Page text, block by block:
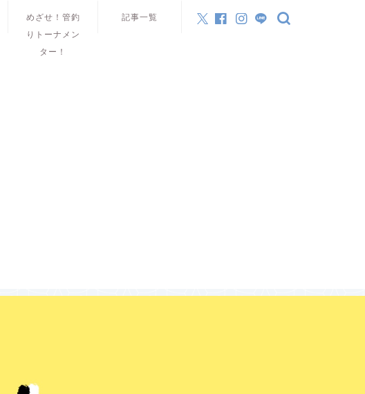
めざせ！管釣
りトーナメン
ター！
記事一覧